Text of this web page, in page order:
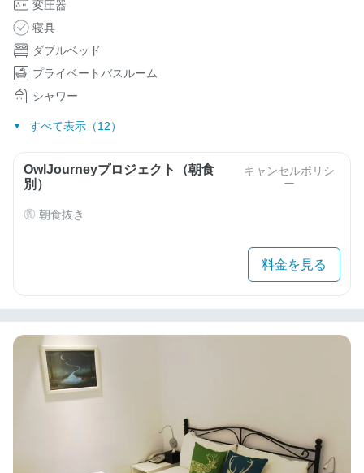
変圧器
寝具
ダブルベッド
プライベートバスルーム
シャワー
すべて表示（12）
OwlJourneyプロジェクト（朝食
別）
キャンセルポリシ
ー
朝食抜き
料金を見る